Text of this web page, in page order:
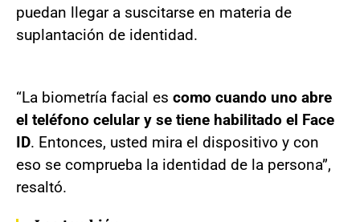
puedan llegar a suscitarse en materia de
suplantación de identidad.
“La biometría facial es como cuando uno abre
el teléfono celular y se tiene habilitado el Face
ID. Entonces, usted mira el dispositivo y con
eso se comprueba la identidad de la persona”,
resaltó.